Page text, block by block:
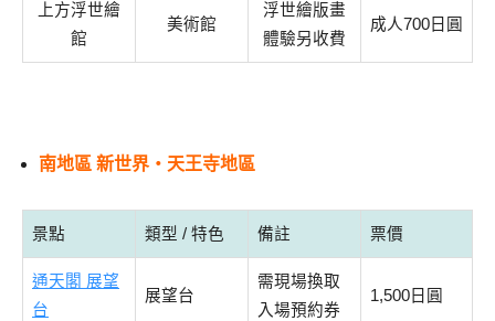
上方浮世繪
館
美術館
浮世繪版畫
體驗另收費
成人700日圓
南地區 新世界・天王寺地區
景點 類型 / 特色 備註 票價
通天閣 展望
台
展望台
需現場換取
入場預約券
1,500日圓